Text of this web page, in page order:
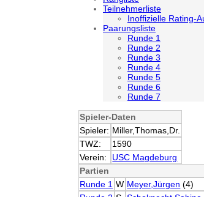
Teilnehmerliste
Inoffizielle Rating-
Paarungsliste
Runde 1
Runde 2
Runde 3
Runde 4
Runde 5
Runde 6
Runde 7
Spieler-Daten
Spieler: Miller,Thomas,Dr.
TWZ:
1590
Verein:
USC Magdeburg
Partien
Runde 1 W Meyer,Jürgen (4)